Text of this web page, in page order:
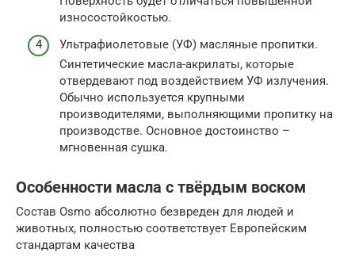
износостойкостью.
Ультрафиолетовые (УФ) масляные пропитки.
Синтетические масла-акрилаты, которые
отвердевают под воздействием УФ излучения.
Обычно используется крупными
производителями, выполняющими пропитку на
производстве. Основное достоинство –
мгновенная сушка.
Особенности масла с твёрдым воском
Состав Osmo абсолютно безвреден для людей и
животных, полностью соответствует Европейским
стандартам качества